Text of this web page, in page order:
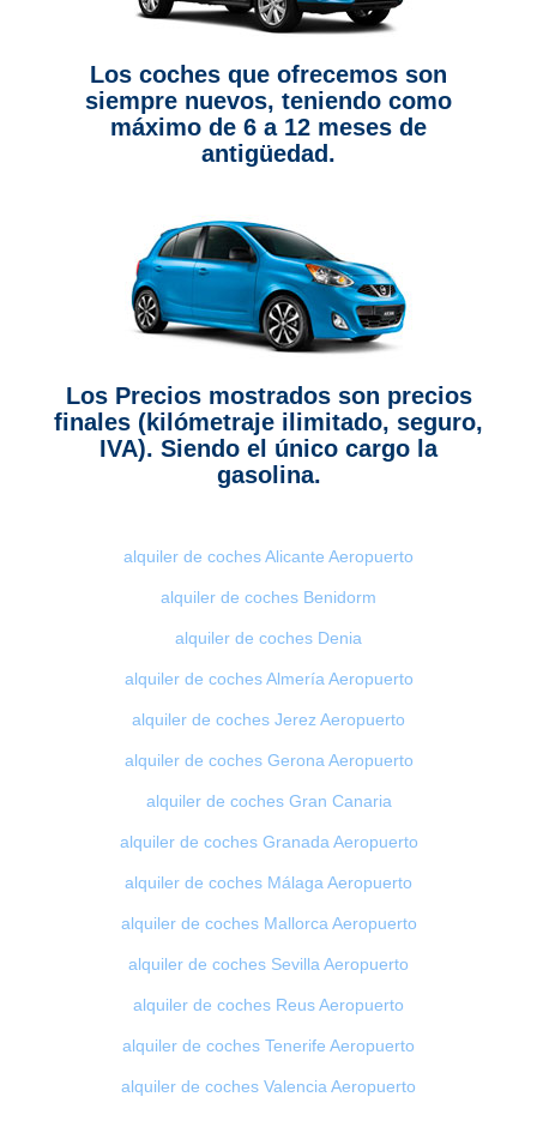
Los coches que ofrecemos son
siempre nuevos, teniendo como
máximo de 6 a 12 meses de
antigüedad.
Los Precios mostrados son precios
finales (kilómetraje ilimitado, seguro,
IVA). Siendo el único cargo la
gasolina.
alquiler de coches Alicante Aeropuerto
alquiler de coches Benidorm
alquiler de coches Denia
alquiler de coches Almería Aeropuerto
alquiler de coches Jerez Aeropuerto
alquiler de coches Gerona Aeropuerto
alquiler de coches Gran Canaria
alquiler de coches Granada Aeropuerto
alquiler de coches Málaga Aeropuerto
alquiler de coches Mallorca Aeropuerto
alquiler de coches Sevilla Aeropuerto
alquiler de coches Reus Aeropuerto
alquiler de coches Tenerife Aeropuerto
alquiler de coches Valencia Aeropuerto